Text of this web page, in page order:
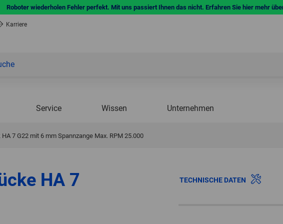
Roboter wiederholen Fehler perfekt. Mit uns passiert Ihnen das nicht. Erfahren Sie hier mehr
Karriere
Service Wissen Unternehmen
7 G22 mit 6 mm Spannzange Max. RPM 25.000
HA 7
TECHNISCHE DATEN